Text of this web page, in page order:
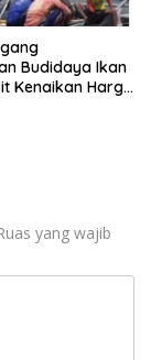
Budidaya Ikan
Kenaikan Harga
yang wajib